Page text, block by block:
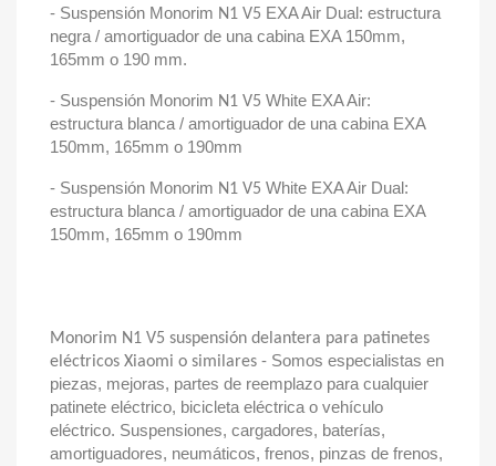
- Suspensión Monorim N1 V5 EXA Air Dual: estructura
negra / amortiguador de una cabina EXA 150mm,
165mm o 190 mm.
- Suspensión Monorim N1 V5 White EXA Air:
estructura blanca / amortiguador de una cabina EXA
150mm, 165mm o 190mm
- Suspensión Monorim N1 V5 White EXA Air Dual:
estructura blanca / amortiguador de una cabina EXA
150mm, 165mm o 190mm
Monorim N1 V5 suspensión delantera para patinetes
eléctricos Xiaomi o similares - Somos especialistas en
piezas, mejoras, partes de reemplazo para cualquier
patinete eléctrico, bicicleta eléctrica o vehículo
eléctrico. Suspensiones, cargadores, baterías,
amortiguadores, neumáticos, frenos, pinzas de frenos,